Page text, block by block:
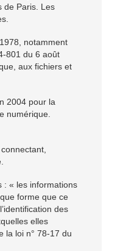
de Paris. Les
notamment
801 du 6 août
aux fichiers et
2004 pour la
numérique.
: « les informations
forme que ce
des
elles
la loi n° 78-17 du